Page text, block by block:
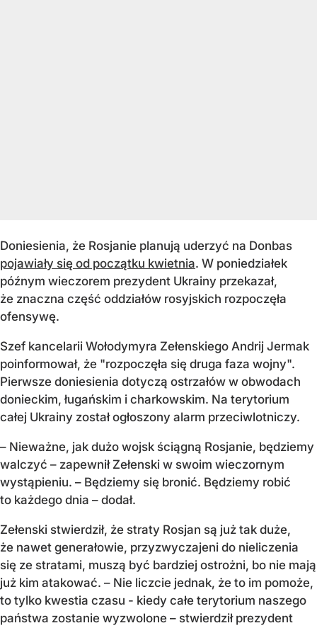
Doniesienia, że Rosjanie planują uderzyć na Donbas
pojawiały się od początku kwietnia. W poniedziałek
późnym wieczorem prezydent Ukrainy przekazał,
że znaczna część oddziałów rosyjskich rozpoczęła
ofensywę.
Szef kancelarii Wołodymyra Zełenskiego Andrij Jermak
poinformował, że "rozpoczęła się druga faza wojny".
Pierwsze doniesienia dotyczą ostrzałów w obwodach
donieckim, ługańskim i charkowskim. Na terytorium
całej Ukrainy został ogłoszony alarm przeciwlotniczy.
– Nieważne, jak dużo wojsk ściągną Rosjanie, będziemy
walczyć – zapewnił Zełenski w swoim wieczornym
wystąpieniu. – Będziemy się bronić. Będziemy robić
to każdego dnia – dodał.
Zełenski stwierdził, że straty Rosjan są już tak duże,
że nawet generałowie, przyzwyczajeni do nieliczenia
się ze stratami, muszą być bardziej ostrożni, bo nie mają
już kim atakować. – Nie liczcie jednak, że to im pomoże,
to tylko kwestia czasu - kiedy całe terytorium naszego
państwa zostanie wyzwolone – stwierdził prezydent